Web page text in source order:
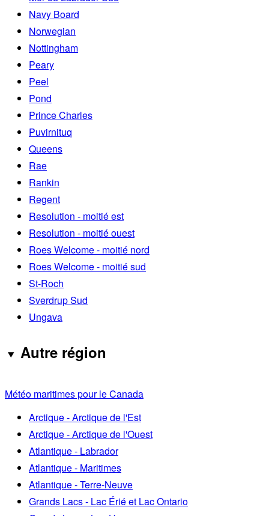
Navy Board
Norwegian
Nottingham
Peary
Peel
Pond
Prince Charles
Puvirnituq
Queens
Rae
Rankin
Regent
Resolution - moitié est
Resolution - moitié ouest
Roes Welcome - moitié nord
Roes Welcome - moitié sud
St-Roch
Sverdrup Sud
Ungava
Autre région
Météo maritimes pour le Canada
Arctique - Arctique de l'Est
Arctique - Arctique de l'Ouest
Atlantique - Labrador
Atlantique - Maritimes
Atlantique - Terre-Neuve
Grands Lacs - Lac Érié et Lac Ontario